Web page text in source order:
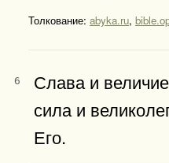
Толкование: abyka.ru,
6
Слава и
сила и
Его.